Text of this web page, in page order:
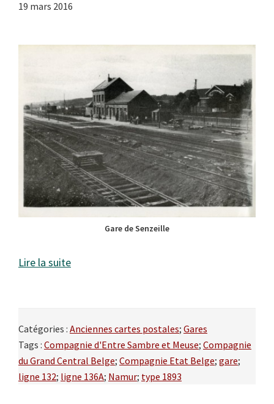
19 mars 2016
Gare de Senzeille
Lire la suite
Catégories : Anciennes cartes postales; Gares
Tags : Compagnie d'Entre Sambre et Meuse; Compagnie
du Grand Central Belge; Compagnie Etat Belge; gare;
ligne 132; ligne 136A; Namur; type 1893